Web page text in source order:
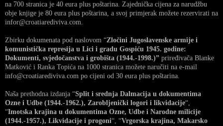
na 700 stranica je 40 eura plus poštarina. Zajednička cijena za narudžbu
obje knjige je 80 eura plus poštarina, a svoj primjerak možete rezervirati na
infor@croatiarediviva.com.
Zbirku dokumenata pod naslovom “Zločini Jugoslavenske armije i
komunistička represija u Lici i gradu Gospiću 1945. godine:
Dokumenti, svjedočanstva i grobišta (1944.-1998.)” priređivača Blanke
Matković i Ranka Topića na 1000 stranica možete naručiti na e-mail
info@croatiarediviva.com po cijeni od 30 eura plus poštarina.
Naša prethodna izdanja “Split i srednja Dalmacija u dokumentima
Ozne i Udbe (1944.-1962.), Zarobljenički logori i likvidacije“,
“Imotska krajina u dokumentima Ozne, Udbe i Narodne milicije
(1944.-1957.), Likvidacije i progoni“, “Vrgorska krajina, Makarsko